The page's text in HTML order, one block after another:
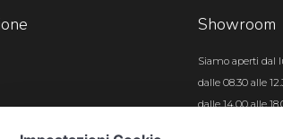
Showroom
Siamo aperti dal
dalle 08.30 alle
dalle 14.00 alle